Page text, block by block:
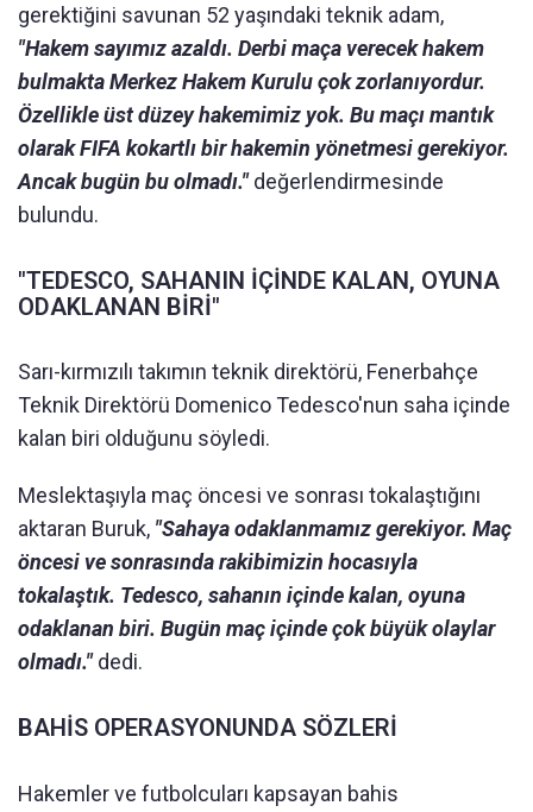
gerektiğini savunan 52 yaşındaki teknik adam,
"Hakem sayımız azaldı. Derbi maça verecek hakem
bulmakta Merkez Hakem Kurulu çok zorlanıyordur.
Özellikle üst düzey hakemimiz yok. Bu maçı mantık
olarak FIFA kokartlı bir hakemin yönetmesi gerekiyor.
Ancak bugün bu olmadı."değerlendirmesinde
bulundu.
"TEDESCO, SAHANIN İÇİNDE KALAN, OYUNA
ODAKLANAN BİRİ"
Sarı-kırmızılı takımın teknik direktörü, Fenerbahçe
Teknik Direktörü Domenico Tedesco'nun saha içinde
kalan biri olduğunu söyledi.
Meslektaşıyla maç öncesi ve sonrası tokalaştığını
aktaran Buruk, "Sahaya odaklanmamız gerekiyor. Maç
öncesi ve sonrasında rakibimizin hocasıyla
tokalaştık. Tedesco, sahanın içinde kalan, oyuna
odaklanan biri. Bugün maç içinde çok büyük olaylar
olmadı."dedi.
BAHİS OPERASYONUNDA SÖZLERİ
Hakemler ve futbolcuları kapsayan bahis